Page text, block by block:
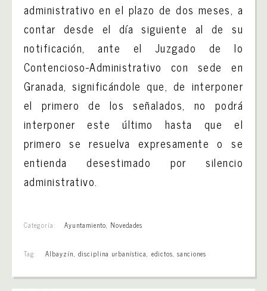
administrativo en el plazo de dos meses, a
contar desde el día siguiente al de su
notificación, ante el Juzgado de lo
Contencioso-Administrativo con sede en
Granada, significándole que, de interponer
el primero de los señalados, no podrá
interponer este último hasta que el
primero se resuelva expresamente o se
entienda desestimado por silencio
administrativo.
Categoría: Ayuntamiento, Novedades
Tag: Albayzín, disciplina urbanística, edictos, sanciones